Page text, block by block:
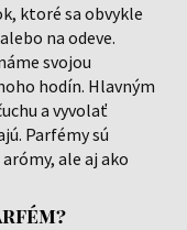
ktoré sa obvykle
na odeve.
svojou
hodín. Hlavným
a vyvolať
Parfémy sú
ale aj ako